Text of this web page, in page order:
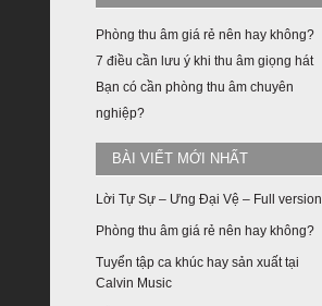
Phòng thu âm giá rẻ nên hay không?
7 điều cần lưu ý khi thu âm giọng hát
Bạn có cần phòng thu âm chuyên
nghiệp?
BÀI VIẾT MỚI NHẤT
Lời Tự Sự – Ưng Đại Vệ – Full version
Phòng thu âm giá rẻ nên hay không?
Tuyển tập ca khúc hay sản xuất tại
Calvin Music